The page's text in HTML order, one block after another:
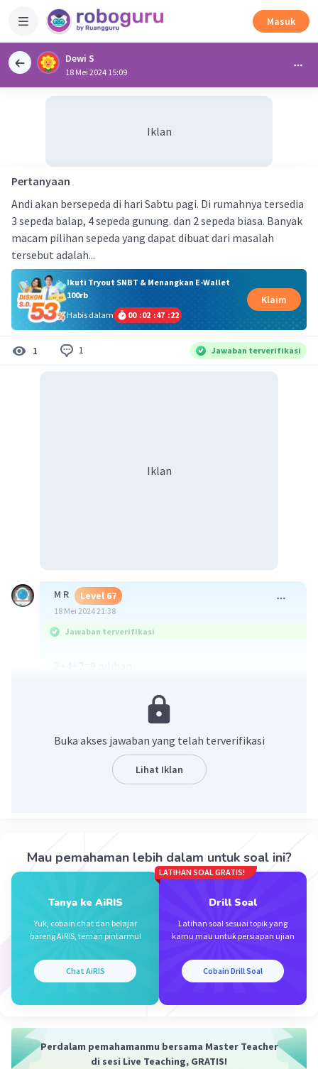
Masuk
Dewi S
18 Mei 2024 15:09
Iklan
Pertanyaan
Andi akan bersepeda di hari Sabtu pagi. Di rumahnya tersedia
3 sepeda balap, 4 sepeda gunung. dan 2 sepeda biasa. Banyak
macam pilihan sepeda yang dapat dibuat dari masalah
tersebut adalah...
Ikuti Tryout SNBT & Menangkan E-Wallet
100rb
Habis dalam
00 :02 :47 :22
Klaim
1 1 Jawaban terverifikasi
Iklan
M R Level 67
18 Mei 2024 21:38
Jawaban terverifikasi
Buka akses jawaban yang telah terverifikasi
Lihat Iklan
Mau pemahaman lebih dalam untuk soal ini?
Tanya ke AiRIS
Yuk, cobain chat dan belajar
bareng AiRIS, teman pintarmu!
Chat AiRIS
LATIHAN SOAL GRATIS!
Drill Soal
Latihan soal sesuai topik yang
kamu mau untuk persiapan ujian
Cobain Drill Soal
Perdalam pemahamanmu bersama Master Teacher
di sesi Live Teaching, GRATIS!